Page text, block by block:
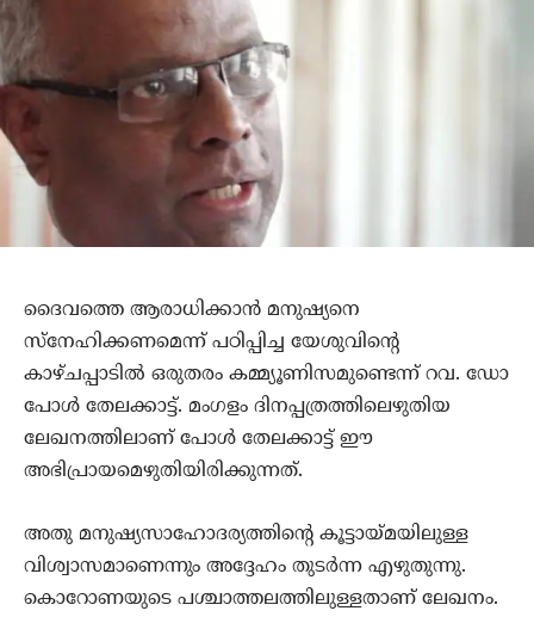
ദൈവത്തെ ആരാധിക്കാന്‍ മനുഷ്യനെ
സ്‌നേഹിക്കണമെന്ന് പഠിപ്പിച്ച യേശുവിന്റെ
കാഴ്ചപ്പാടില്‍ ഒരുതരം കമ്മ്യൂണിസമുണ്ടെന്ന് റവ. ഡോ
പോള്‍ തേലക്കാട്ട്. മംഗളം ദിനപ്പത്രത്തിലെഴുതിയ
ലേഖനത്തിലാണ് പോള്‍ തേലക്കാട്ട് ഈ
അഭിപ്രായമെഴുതിയിരിക്കുന്നത്.
അതു മനുഷ്യസാഹോദര്യത്തിന്റെ കൂട്ടായ്മയിലുള്ള
വിശ്വാസമാണെന്നും അദ്ദേഹം തുടര്‍ന്ന എഴുതുന്നു.
കൊറോണയുടെ പശ്ചാത്തലത്തിലുള്ളതാണ് ലേഖനം.